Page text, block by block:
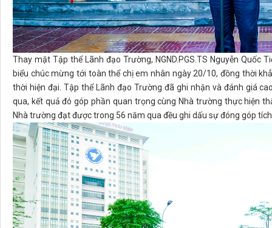
Thay mặt Tập thể Lãnh đạo Trường, NGND.PGS.TS Nguyễn
biểu chúc mừng tới toàn thể chị em nhân ngày 20/10, đồng thời
thời hiện đại. Tập thể Lãnh đạo Trường đã ghi nhận và đánh giá
qua, kết quả đó góp phần quan trọng cùng Nhà trường thực hiện
Nhà trường đạt được trong 56 năm qua đều ghi dấu sự đóng góp